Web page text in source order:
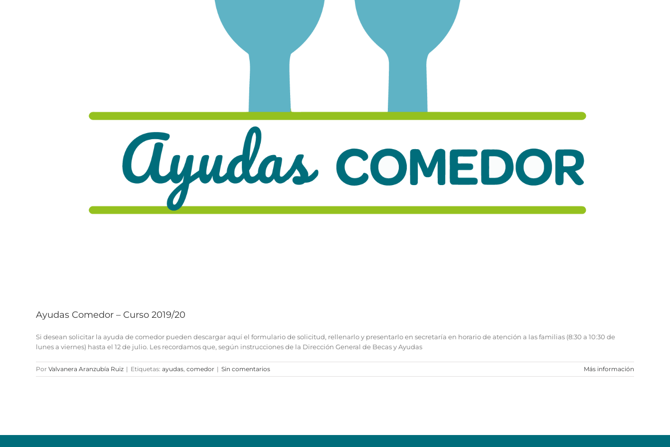
Ayudas Comedor – Curso 2019/20
Si desean solicitar la ayuda de comedor pueden descargar aquí el formulario de solicitud, rellenarlo y presentarlo en secretaría en horario de atención a las familias (8:30 a 10:30 de
lunes a viernes) hasta el 12 de julio. Les recordamos que, según instrucciones de la Dirección General de Becas y Ayudas
Por Valvanera Aranzubía Ruiz | Etiquetas: ayudas comedor | Sin comentarios Más información